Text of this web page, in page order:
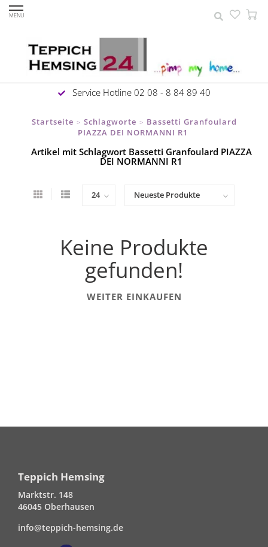
MENU
Service Hotline 02 08 - 8 84 89 40
Startseite > Schlagworte > Bassetti Granfoulard
PIAZZA DEI NORMANNI R1
Artikel mit Schlagwort Bassetti Granfoulard PIAZZA
DEI NORMANNI R1
Keine Produkte
gefunden!
WEITER EINKAUFEN
Teppich Hemsing
Marktstr. 148
46045 Oberhausen
info@teppich-hemsing.de